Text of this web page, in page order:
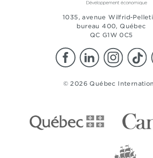
1035, avenue Wilfrid-
bureau 400, Québec
QC G1W 0C5
© 2026 Québec